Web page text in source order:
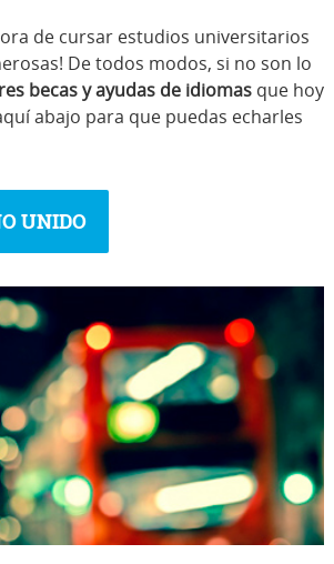
de cursar estudios universitarios
De todos modos, si no son lo
becas y ayudas de idiomas que hoy
abajo para que puedas echarles
UNIDO